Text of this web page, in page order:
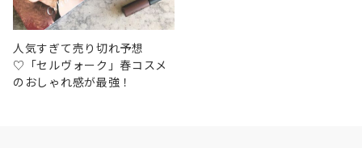
人気すぎて売り切れ予想
♡「セルヴォーク」春コスメ
のおしゃれ感が最強！